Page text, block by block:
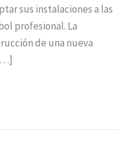
sus instalaciones a las
profesional. La
de una nueva